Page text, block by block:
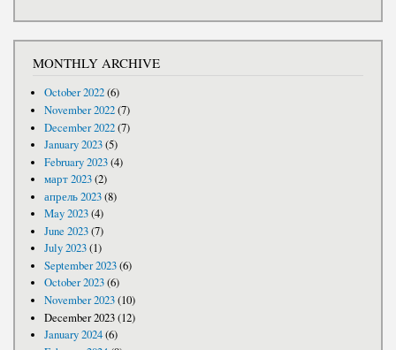
MONTHLY ARCHIVE
October 2022(6)
November 2022(7)
December 2022(7)
January 2023(5)
February 2023(4)
март 2023(2)
апрель 2023(8)
May 2023(4)
June 2023(7)
July 2023(1)
September 2023(6)
October 2023(6)
November 2023(10)
December 2023(12)
January 2024(6)